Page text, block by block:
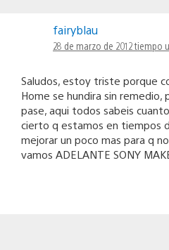
fairyblau
28 de marzo de 2012 tiempo
Saludos, estoy triste porque
Home se hundira sin
pase, aqui todos sabeis
cierto q estamos en tiempos
mejorar un poco mas para q no
vamos ADELANTE SONY